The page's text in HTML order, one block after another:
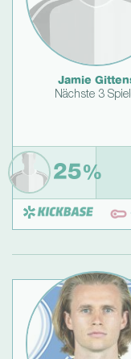
Jamie
Nächste 3
25%